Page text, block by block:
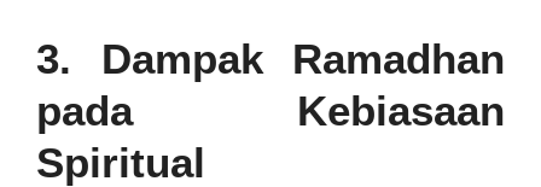
3. Dampak Ramadhan
pada Kebiasaan
Spiritual